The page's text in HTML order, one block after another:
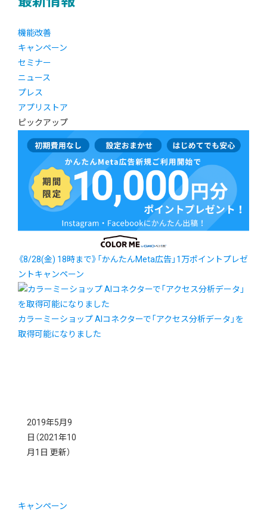
機能改善
キャンペーン
セミナー
ニュース
プレス
アプリストア
ピックアップ
《8/28(金) 18時まで》「かんたんMeta広告」1万ポイントプレゼ
ントキャンペーン
カラーミーショップ AIコネクターで「アクセス分析データ」を
取得可能になりました
2019年5月9
日 （2021年10
月1日 更新）
キャンペーン